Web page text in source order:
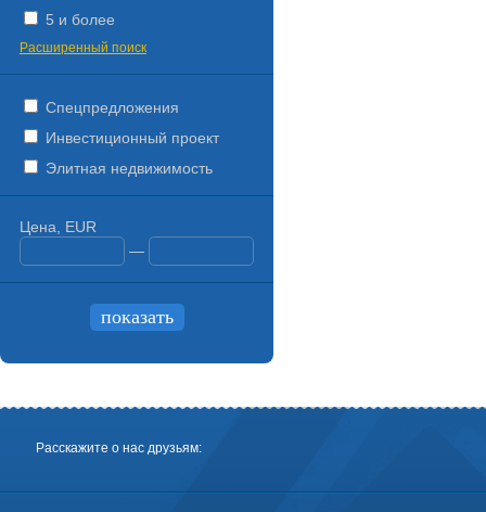
5 и более
Расширенный поиск
Спецпредложения
Инвестиционный проект
Элитная недвижимость
Цена, EUR
—
Расскажите о нас друзьям: